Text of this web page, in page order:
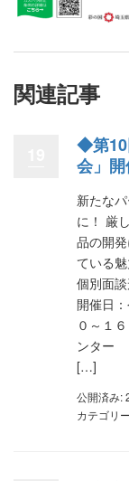
関連記事
◆第10
会」
新たな
に！ 厳
品の開
ている
個別面
開催日
０～１
ンター
[…]
公開済み:
カテゴリ